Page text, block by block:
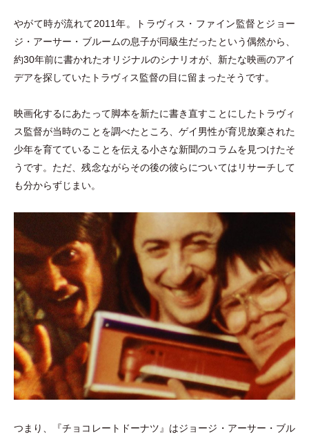
やがて時が流れて2011年。トラヴィス ・ ファイン監督とジョー
ジ ・ アーサー ・ ブルームの息子が同級生だったという偶然から、
約30年前に書かれたオリジナルのシナリオが、新たな映画のアイ
デアを探していたトラヴィス監督の目に留まったそうです。
映画化するにあたって脚本を新たに書き直すことにしたトラヴィ
ス監督が当時のことを調べたところ、ゲイ男性が育児放棄された
少年を育てていることを伝える小さな新聞のコラムを見つけたそ
うです。ただ、残念ながらその後の彼らについてはリサーチして
も分からずじまい。
つまり、『チョコレートドーナツ』はジョージ ・ アーサー ・ ブル